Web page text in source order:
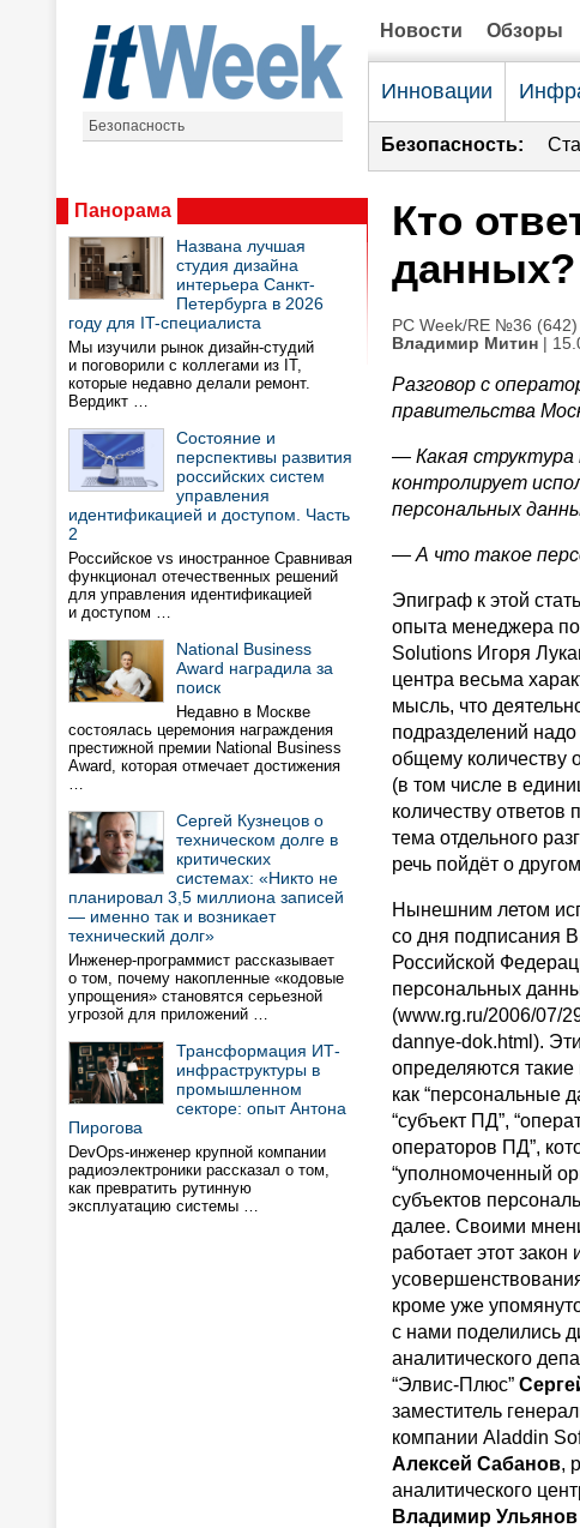
Безопасность
Новости Обзоры
Инновации
Безопасность:
Панорама
Названа лучшая
студия дизайна
интерьера Санкт-
Петербурга в 2026
году для IT-специалиста
Мы изучили рынок дизайн-студий
и поговорили с коллегами из IT,
которые недавно делали ремонт.
Вердикт …
Состояние и
перспективы развития
российских систем
управления
идентификацией и доступом. Часть
2
Российское vs иностранное Сравнивая
функционал отечественных решений
для управления идентификацией
и доступом …
National Business
Award наградила за
поиск
Недавно в Москве
состоялась церемония награждения
престижной премии National Business
Award, которая отмечает достижения
…
Сергей Кузнецов о
техническом долге в
критических
системах: «Никто не
планировал 3,5 миллиона записей
— именно так и возникает
технический долг»
Инженер-программист рассказывает
о том, почему накопленные «кодовые
упрощения» становятся серьезной
угрозой для приложений …
Трансформация ИТ-
инфраструктуры в
промышленном
секторе: опыт Антона
Пирогова
DevOps-инженер крупной компании
радиоэлектроники рассказал о том,
как превратить рутинную
эксплуатацию системы …
Кто
данных?
PC Week/RE №36
Владимир Митин |
Разговор с
правительства
— Какая структура
контролирует
персональных
— А что такое
Эпиграф к этой
опыта менеджера
Solutions Игоря
центра весьма
мысль, что
подразделений
общему количеству
(в том числе в
количеству ответов
тема отдельного
речь пойдёт о
Нынешним летом
со дня подписания
Российской
персональных
(www.rg.ru/2006/07/
dannye-dok.html).
определяются
как “персональные
“субъект ПД”,
операторов ПД”,
“уполномоченный
субъектов
далее. Своими
работает этот закон
кроме уже
с нами поделились
аналитического
“Элвис-Плюс”
заместитель
компании Aladdin
Алексей Сабанов,
аналитического
Владимир Ульянов